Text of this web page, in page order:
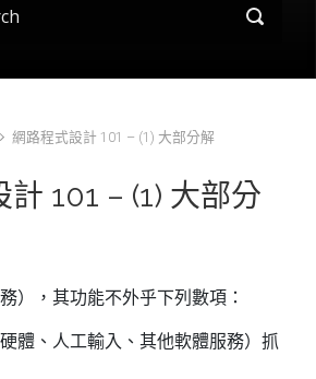
網路程式設計 101 – (1) 大部分解
101 – (1) 大部分
），其功能不外乎下列數項：
體、人工輸入、其他軟體服務）抓